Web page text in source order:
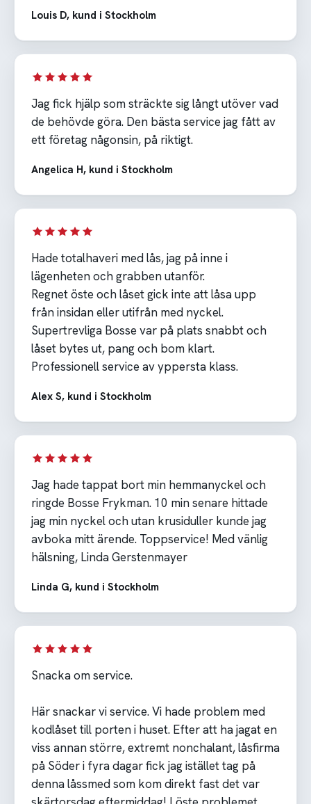
Louis D, kund i Stockholm
Jag fick hjälp som sträckte sig långt utöver vad
de behövde göra. Den bästa service jag fått av
ett företag någonsin, på riktigt.
Angelica H, kund i Stockholm
Hade totalhaveri med lås, jag på inne i
lägenheten och grabben utanför.
Regnet öste och låset gick inte att låsa upp
från insidan eller utifrån med nyckel.
Supertrevliga Bosse var på plats snabbt och
låset bytes ut, pang och bom klart.
Professionell service av yppersta klass.
Alex S, kund i Stockholm
Jag hade tappat bort min hemmanyckel och
ringde Bosse Frykman. 10 min senare hittade
jag min nyckel och utan krusiduller kunde jag
avboka mitt ärende. Toppservice! Med vänlig
hälsning, Linda Gerstenmayer
Linda G, kund i Stockholm
Snacka om service.
Här snackar vi service. Vi hade problem med
kodlåset till porten i huset. Efter att ha jagat en
viss annan större, extremt nonchalant, låsfirma
på Söder i fyra dagar fick jag istället tag på
denna låssmed som kom direkt fast det var